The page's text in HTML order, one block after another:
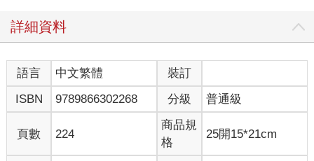
自從潘朵拉魔盒打開後，人就要面對太多的痛。我們不能讚
力；一個不能感知痛苦的人，同樣對追求缺乏方向感。
時時愉悅固能使人生美麗，痛苦照樣可以使人生燦爛；處處
幸運固然能將生命的價值托起，困難同樣可以把生命的價值提升
－只要你能像馬修一樣，從痛楚中發現喜悅，從困難中找到激
情！
痛，證明你生命的存在，會讓你珍惜；痛，會讓你不停努力，讓
詳細資料
語言 中文繁體
裝訂
ISBN
9789866302268 分級 普通級
頁數 224
商品規
格
25開15*21cm